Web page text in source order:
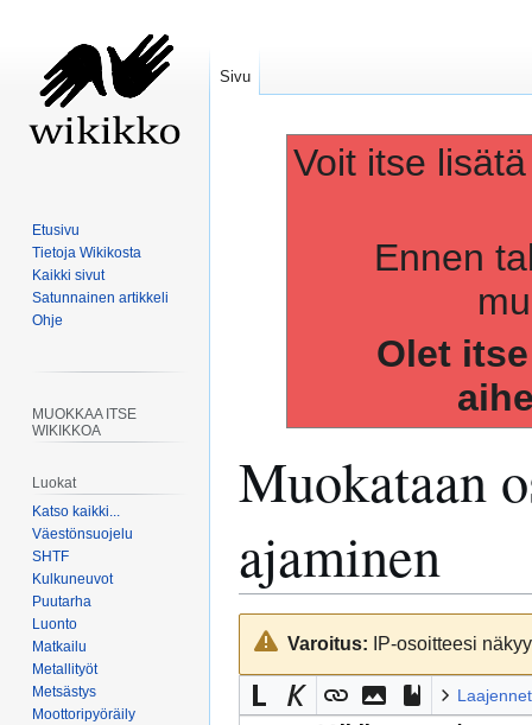
Voit itse
Ennen
Olet
Muokataan
ajaminen
Siirry
navigaatioon
Siirry
hakuunVaroitus: IP-osoitteesi
Sivu
Etusivu
Tietoja Wikikosta
Kaikki sivut
Satunnainen artikkeli
Ohje
MUOKKAA ITSE
WIKIKKOA
Luokat
Katso kaikki...
Väestönsuojelu
SHTF
Kulkuneuvot
Puutarha
Luonto
Matkailu
Metallityöt
Metsästys
Moottoripyöräily